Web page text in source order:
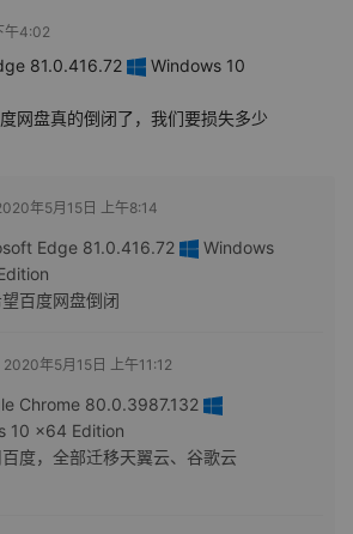
午4:02
81.0.416.72
Windows 10
网盘真的倒闭了，我们要损失多少
年5月15日 上午8:14
Edge 81.0.416.72
Windows
百度网盘倒闭
2020年5月15日 上午11:12
Chrome 80.0.3987.132
10 x64 Edition
度，全部迁移天翼云、谷歌云